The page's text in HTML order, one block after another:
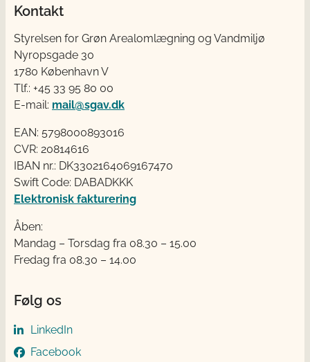
Kontakt
Styrelsen for Grøn Arealomlægning og Vandmiljø
Nyropsgade 30
1780 København V
Tlf.: +45 33 95 80 00
E-mail: mail@sgav.dk
EAN: 5798000893016
CVR: 20814616
IBAN nr.: DK3302164069167470
Swift Code: DABADKKK
Elektronisk fakturering
Åben:
Mandag – Torsdag fra 08.30 – 15.00
Fredag fra 08.30 – 14.00
Følg os
LinkedIn
Facebook